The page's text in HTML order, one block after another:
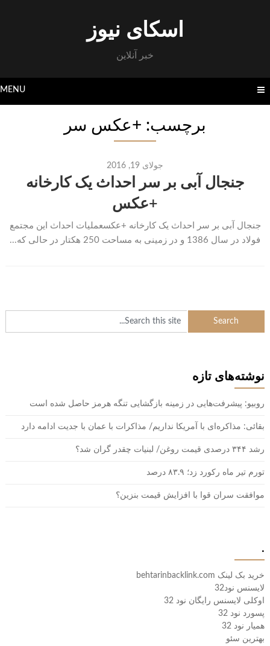
اسکای نیوز
خبر آنلاین
MENU
برچسب: +عکس سر
جولای 19, 2016
جنجال آبی بر سر احداث یک کارخانه
+عکس
جنجال آبی بر سر احداث یک کارخانه +عکسعملیات احداث این مجتمع
فولاد در سال 1386 و در زمینی به مساحت 250 هکتار در حالی که...
نوشته‌های تازه
روبیو: پیشرفت‌هایی در زمینه بازگشایی تنگه هرمز حاصل شده است
بقائی: مذاکره‌ای با آمریکا نداریم/ مذاکرات با عمان با جدیت ادامه دارد
رشد ۳۴۴ درصدی قیمت روغن/ لبنیات چقدر گران شد؟
تورم تیر ماه رکورد زد؛ ۸۳.۹ درصد
موافقت سران قوا با افزایش قیمت بنزین؟
.
خرید بک لینک behtarinbacklink.com
لایسنس نود32
اوکلی لایسنس رایگان نود 32
پسورد نود 32
همیار نود 32
بهترین سئو